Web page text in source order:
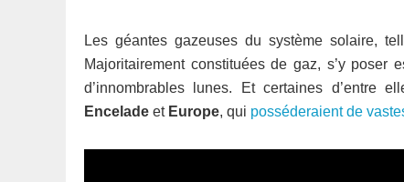
Les géantes gazeuses du système solaire,
Majoritairement constituées de gaz, s’y
d’innombrables lunes. Et certaines d’entre
Encelade et Europe, qui posséderaient de